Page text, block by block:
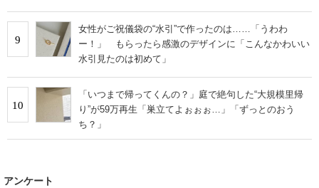
9
女性がご祝儀袋の“水引”で作ったのは……「うわわ
ー！」 もらったら感激のデザインに「こんなかわいい
水引見たのは初めて」
10
「いつまで帰ってくんの？」庭で絶句した“大規模里帰
り”が59万再生「巣立てよぉぉぉ…」「ずっとのおう
ち？」
アンケート